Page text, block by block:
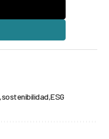
sostenibilidad ESG